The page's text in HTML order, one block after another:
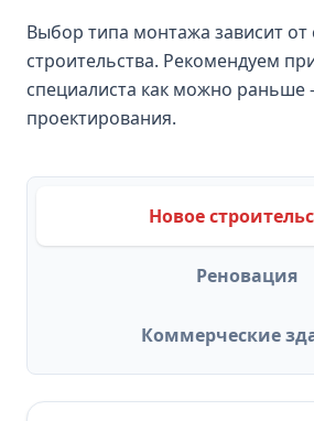
Выбор типа монтажа зависит от
строительства. Рекомендуем
специалиста как можно
проектирования.
Новое
Реновация
Коммерческие